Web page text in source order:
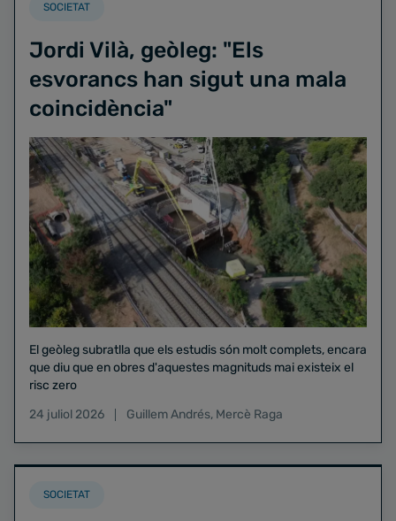
SOCIETAT
Jordi Vilà, geòleg: "Els
esvorancs han sigut una mala
coincidència"
El geòleg subratlla que els estudis són molt complets, encara
que diu que en obres d'aquestes magnituds mai existeix el
risc zero
24 juliol 2026
Guillem Andrés, Mercè Raga
SOCIETAT